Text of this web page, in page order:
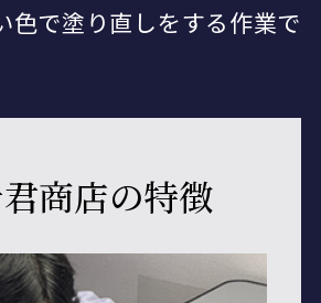
について
ール
ドから探す
ら探す
色で塗り直しをする作業で
商店の特徴